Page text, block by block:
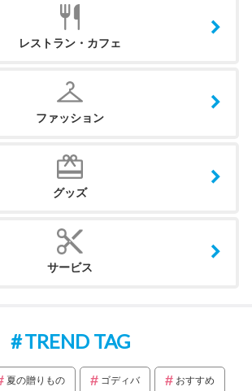
レストラン・カフェ
ファッション
グッズ
サービス
TREND TAG
夏の贈りもの ゴディバ おすすめ